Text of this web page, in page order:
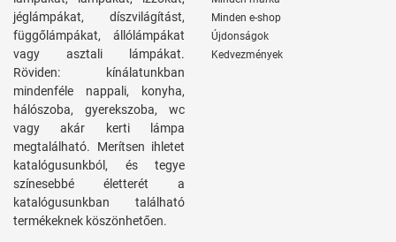
jéglámpákat, díszvilágítást,
függőlámpákat, állólámpákat
vagy asztali lámpákat.
Röviden: kínálatunkban
mindenféle nappali, konyha,
hálószoba, gyerekszoba, wc
vagy akár kerti lámpa
megtalálható. Merítsen ihletet
katalógusunkból, és tegye
színesebbé életterét a
katalógusunkban található
termékeknek köszönhetően.
Minden e-shop
Újdonságok
Kedvezmények